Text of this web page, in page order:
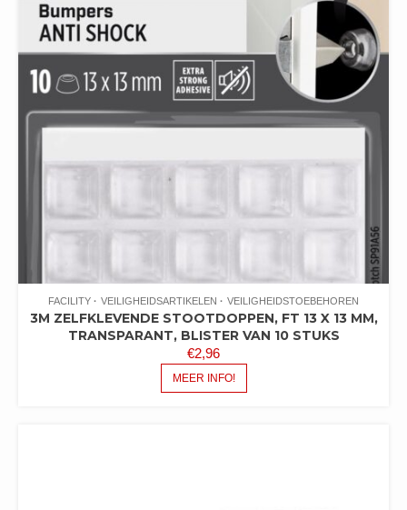
FACILITY VEILIGHEIDSARTIKELEN VEILIGHEIDSTOEBEHOREN
3M ZELFKLEVENDE STOOTDOPPEN, FT 13 X 13 MM,
TRANSPARANT, BLISTER VAN 10 STUKS
€2,96
MEER INFO!